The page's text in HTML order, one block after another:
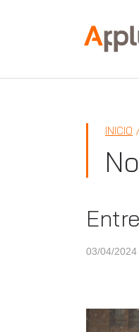
Applus+
INICIO
03/04/2024